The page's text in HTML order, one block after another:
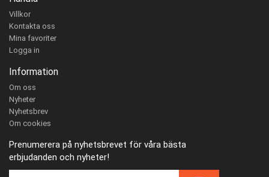
Villkor
Kontakta oss
Mina favoriter
Logga in
Information
Om oss
Nyheter
Nyhetsbrev
Om cookies
Prenumerera på nyhetsbrevet för våra bästa
erbjudanden och nyheter!